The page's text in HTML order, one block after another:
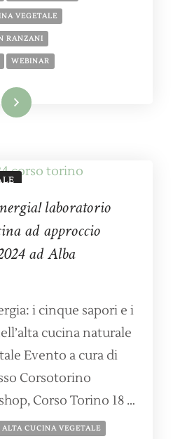
VEGETALE
RANZANI
WEBINAR
ESCURSIONIlaboratorio
ad approccio
ad Alba
i cinque sapori e i
cucina naturale
Evento a cura di
Corsotorino
Corso Torino 18 …
ALTA CUCINA VEGETALE